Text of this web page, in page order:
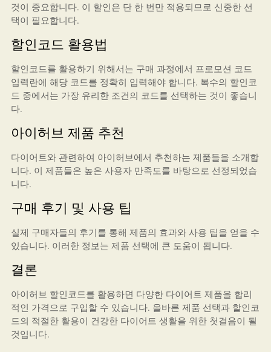
것이 중요합니다. 이 할인은 단 한 번만 적용되므로 신중한 선
택이 필요합니다.
할인코드 활용법
할인코드를 활용하기 위해서는 구매 과정에서 프로모션 코드
입력란에 해당 코드를 정확히 입력해야 합니다. 복수의 할인코
드 중에서는 가장 유리한 조건의 코드를 선택하는 것이 좋습니
다.
아이허브 제품 추천
다이어트와 관련하여 아이허브에서 추천하는 제품들을 소개합
니다. 이 제품들은 높은 사용자 만족도를 바탕으로 선정되었습
니다.
구매 후기 및 사용 팁
실제 구매자들의 후기를 통해 제품의 효과와 사용 팁을 얻을 수
있습니다. 이러한 정보는 제품 선택에 큰 도움이 됩니다.
결론
아이허브 할인코드를 활용하면 다양한 다이어트 제품을 합리
적인 가격으로 구입할 수 있습니다. 올바른 제품 선택과 할인코
드의 적절한 활용이 건강한 다이어트 생활을 위한 첫걸음이 될
것입니다.